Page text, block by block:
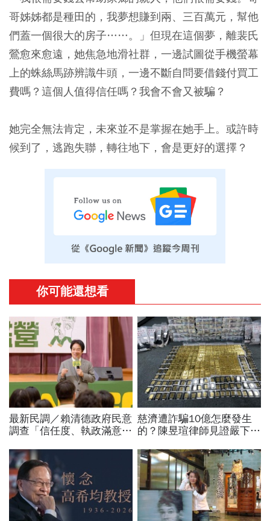
哥姊姊都是種田的，我夢想賺到兩、三百萬元，幫他
們蓋一個很大的房子……。」但現在這個夢，離裴氏
鶯愈來愈遠，她焦急地滑社群，一邊試圖從手機螢幕
上的蛛絲馬跡辨識牛頭，一邊不斷自問要借錢付買工
費嗎？這個人值得信任嗎？我會不會又被騙？
她完全無法肯定，未來並不是掌握在她手上。或許時
候到了，逃跑失聯，轉往地下，會是更好的選擇？